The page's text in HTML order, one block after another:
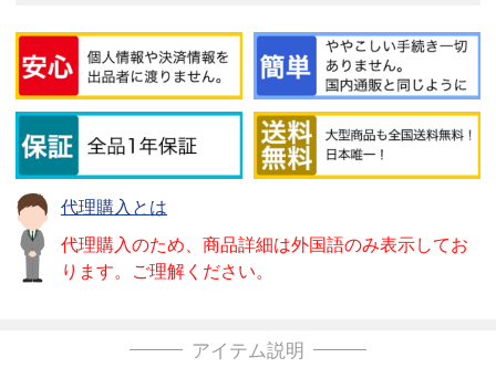
代理購入とは
代理購入のため、商品詳細は外国語のみ表示してお
ります。ご理解ください。
アイテム説明